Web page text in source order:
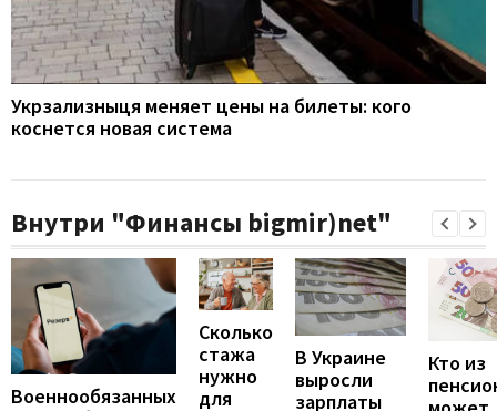
Укрзализныця меняет цены на билеты: кого
коснется новая система
Внутри "Финансы bigmir)net"
Военнообязанных
Сколько
стажа
нужно
для
В Украине
выросли
зарплаты
Кто из